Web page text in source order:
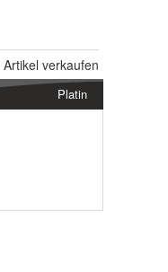
Artikel verkaufen
Platin